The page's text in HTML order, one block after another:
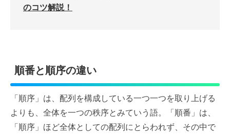
のコツ解説！
順番と順序の違い
「順序」は、配列を構成している一つ一つを取り上げる
よりも、全体を一つの秩序とみていう語。「順番」は、
「順序」ほど全体としての配列にとらわれず、その中で